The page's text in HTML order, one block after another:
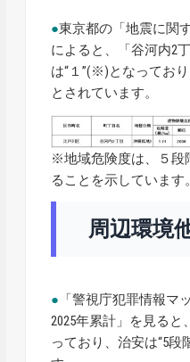
●東京都の「地震に関
によると、「谷河内2
は“１”(※)となってお
とされています。
※地域危険度は、５段
ることを示しています。
周辺環境
● 「警視庁犯罪情報マ
2025年累計」を見ると
っており、治安は“5段